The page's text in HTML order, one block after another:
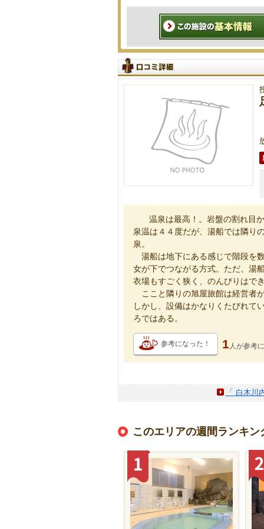
温泉は最高！。岩盤の割れ目
泉温は４４度だが、湯船では隣り
泉。
湯船は地下にある感じで階段を
女が下でつながる方式。ただ、湯
衣場もすごく狭く、のんびりはで
ここと隣りの旭屋旅館は経営者
しかし、設備はかなりくたびれて
ろではある。
参考になった！ 1 人が参考
「 白木川
このエリアの週間ランキン